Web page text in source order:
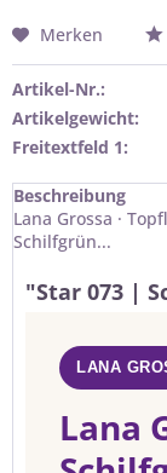
Merken
Artikel-Nr.:
Artikelgewicht:
Freitextfeld 1:
Beschreibung
Lana Grossa ·
Schilfgrün...
"Star 073 |
LANA
Lana